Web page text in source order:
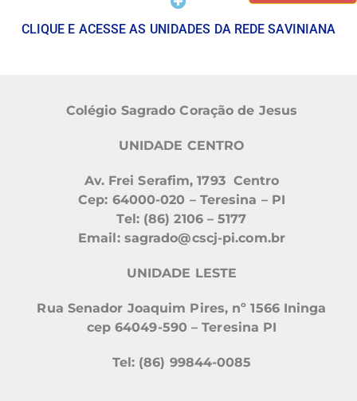
CLIQUE E ACESSE AS UNIDADES DA REDE SAVINIANA
Colégio Sagrado Coração de Jesus
UNIDADE CENTRO
Av. Frei Serafim, 1793 Centro
Cep: 64000-020 – Teresina – PI
Tel: (86) 2106 – 5177
Email: sagrado@cscj-pi.com.br
UNIDADE LESTE
Rua Senador Joaquim Pires, nº 1566 Ininga
cep 64049-590 – Teresina PI
Tel: (86) 99844-0085